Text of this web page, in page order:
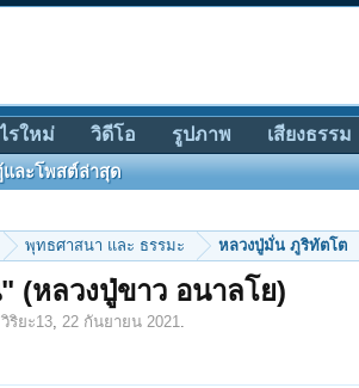
พุทธศาสนา และ ธรรมะ หลวงปู่มั่น ภูริทัตโต
(หลวงปู่ขาว อนาลโย)
วิริยะ13, 22 กันยายน 2021.
และโพสต์ล่าสุด
รใหม่ วิดีโอ รูปภาพ เสียงธรรม